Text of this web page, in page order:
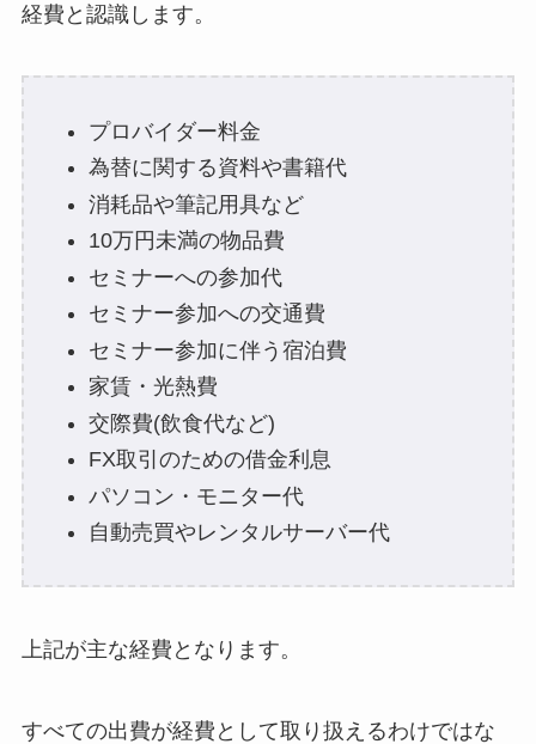
経費と認識します。
プロバイダー料金
為替に関する資料や書籍代
消耗品や筆記用具など
10万円未満の物品費
セミナーへの参加代
セミナー参加への交通費
セミナー参加に伴う宿泊費
家賃・光熱費
交際費(飲食代など)
FX取引のための借金利息
パソコン・モニター代
自動売買やレンタルサーバー代
上記が主な経費となります。
すべての出費が経費として取り扱えるわけではな